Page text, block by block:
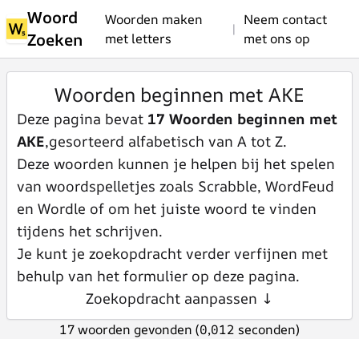
Woord
Zoeken
Woorden maken
met letters
|
Neem contact
met ons op
Woorden beginnen met AKE
Deze pagina bevat 17 Woorden beginnen met
AKE,gesorteerd alfabetisch van A tot Z.
Deze woorden kunnen je helpen bij het spelen
van woordspelletjes zoals Scrabble, WordFeud
en Wordle of om het juiste woord te vinden
tijdens het schrijven.
Je kunt je zoekopdracht verder verfijnen met
behulp van het formulier op deze pagina.
Zoekopdracht aanpassen ↓
17 woorden gevonden (0,012 seconden)